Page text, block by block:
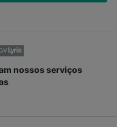
nossos serviços